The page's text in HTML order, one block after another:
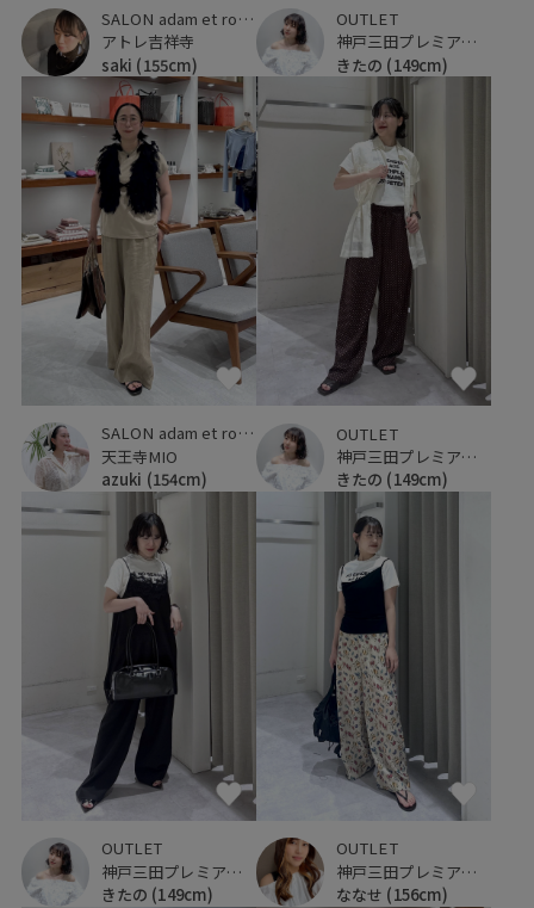
SALON adam et ropé
アトレ吉祥寺
saki (155cm)
OUTLET
神戸三田プレミアム・アウトレット
きたの (149cm)
SALON adam et ropé
天王寺MIO
azuki (154cm)
OUTLET
神戸三田プレミアム・アウトレット
きたの (149cm)
OUTLET
神戸三田プレミアム・アウトレット
きたの (149cm)
OUTLET
神戸三田プレミアム・アウトレット
ななせ (156cm)